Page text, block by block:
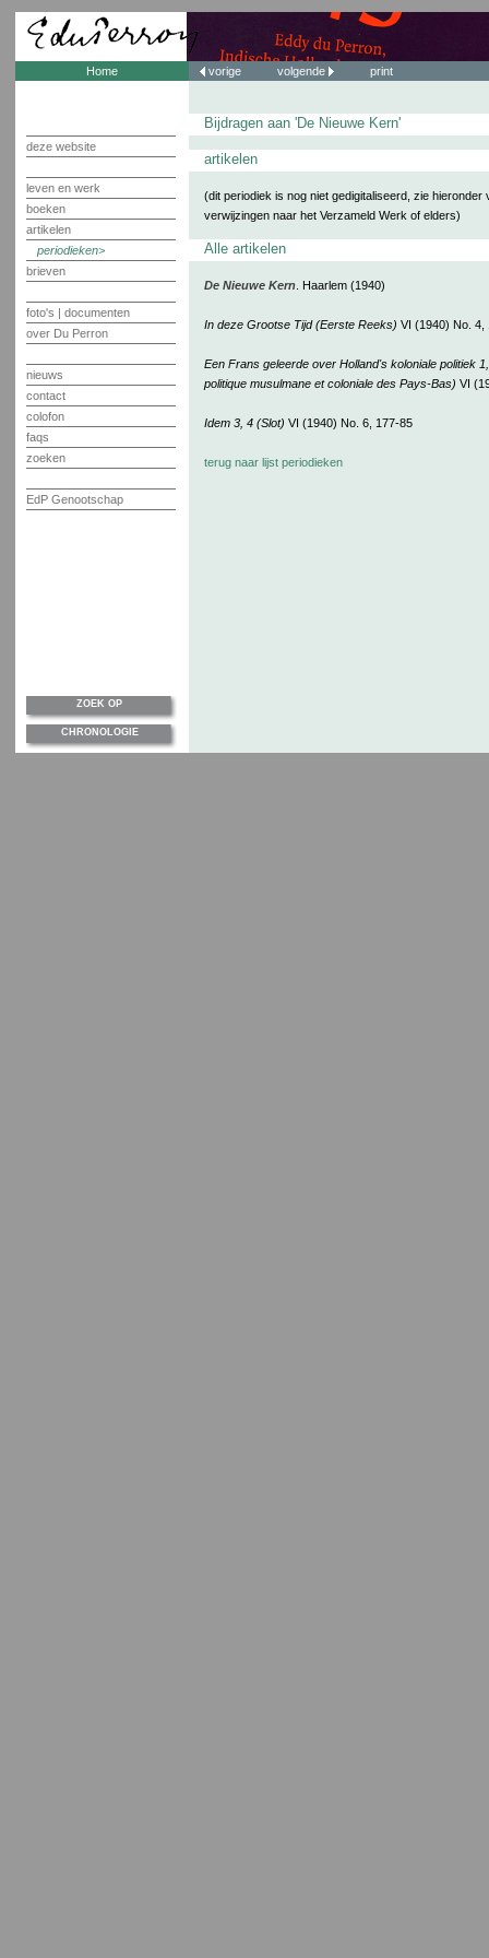
Home
deze website
leven en werk
boeken
artikelen
periodieken
brieven
foto's | documenten
over Du Perron
nieuws
contact
colofon
faqs
zoeken
EdP Genootschap
vorige volgende print
Bijdragen aan 'De Nieuwe Kern'
artikelen
(dit periodiek is nog niet gedigitaliseerd, zie hieronder
verwijzingen naar het Verzameld Werk of elders)
Alle artikelen
De Nieuwe Kern. Haarlem (1940)
In deze Grootse Tijd (Eerste Reeks) VI (1940) No. 4,
Een Frans geleerde over Holland's koloniale politiek
politique musulmane et coloniale des Pays-Bas) VI
Idem 3, 4 (Slot) VI (1940) No. 6, 177-85
terug naar lijst periodieken
ZOEK OP
CHRONOLOGIE